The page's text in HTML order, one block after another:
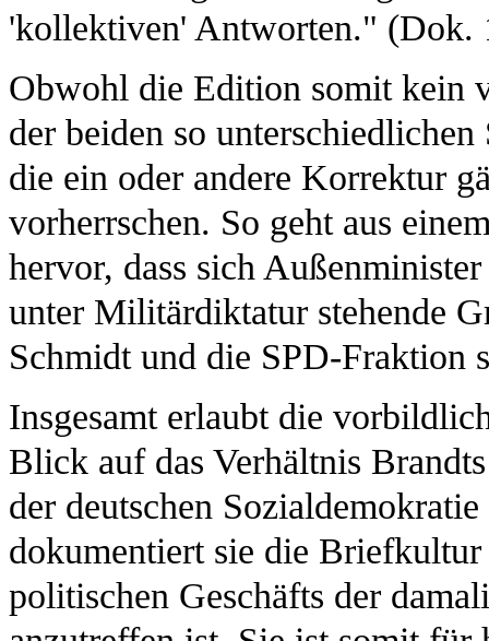
'kollektiven' Antworten." (Dok.
Obwohl die Edition somit kein
der beiden so
die ein oder andere Korrektur
vorherrschen. So geht aus
hervor, dass sich
unter Militärdiktatur stehende
Schmidt und die SPD-Fraktion
Insgesamt erlaubt die
Blick auf das Verhältnis
der deutschen
dokumentiert sie die
politischen Geschäfts der